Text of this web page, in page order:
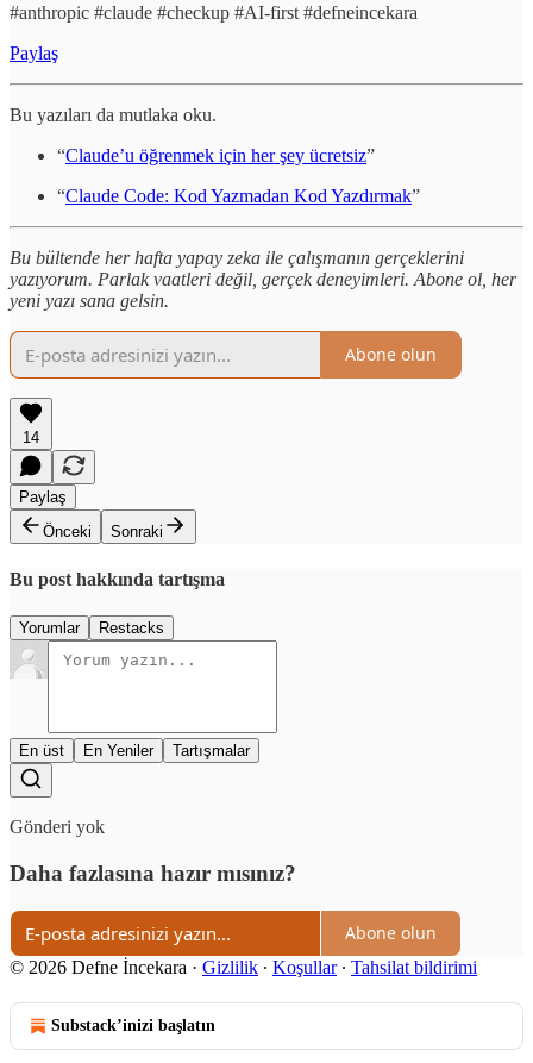
#anthropic #claude #checkup #AI-first #defneincekara
Paylaş
Bu yazıları da mutlaka oku.
“Claude’u öğrenmek için her şey ücretsiz”
“Claude Code: Kod Yazmadan Kod Yazdırmak”
Bu bültende her hafta yapay zeka ile çalışmanın gerçeklerini
yazıyorum. Parlak vaatleri değil, gerçek deneyimleri. Abone ol, her
yeni yazı sana gelsin.
Abone olun
14
Paylaş
Önceki
Sonraki
Bu post hakkında tartışma
Yorumlar Restacks
En üst En Yeniler Tartışmalar
Gönderi yok
Daha fazlasına hazır mısınız?
Abone olun
© 2026 Defne İncekara · Gizlilik ∙ Koşullar∙ Tahsilat bildirimi
Substack’inizi başlatın